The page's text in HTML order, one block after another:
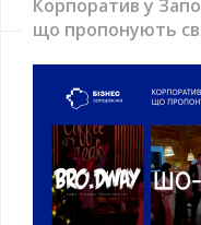
Корпоратив у
що пропонують